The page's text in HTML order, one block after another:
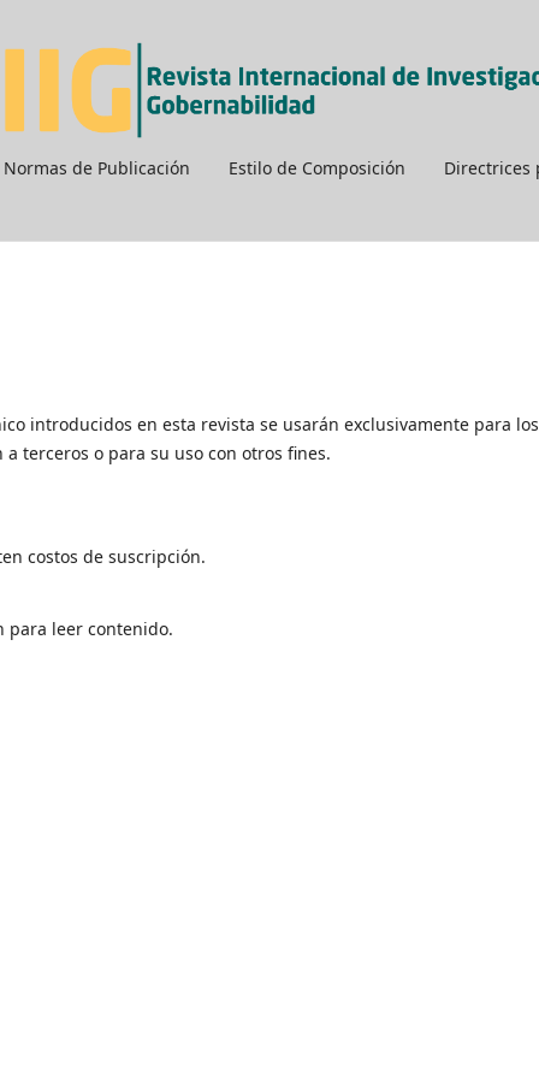
Normas de Publicación Estilo de Composición Directrices
introducidos en esta revista se usarán exclusivamente para los
terceros o para su uso con otros fines.
costos de suscripción.
para leer contenido.